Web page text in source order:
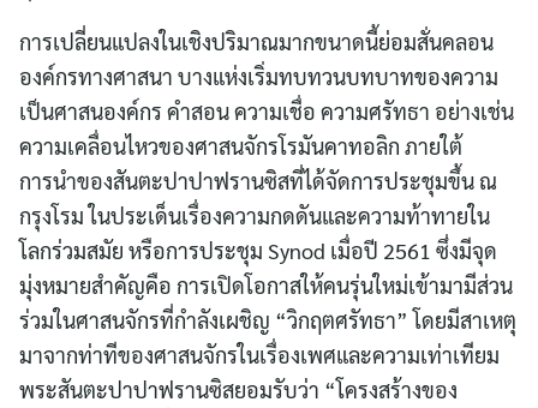
การเปลี่ยนแปลงในเชิงปริมาณมากขนาดนี้ย่อมสั่นคลอน
องค์กรทางศาสนา บางแห่งเริ่มทบทวนบทบาทของความ
เป็นศาสนองค์กร คำสอน ความเชื่อ ความศรัทธา อย่างเช่น
ความเคลื่อนไหวของศาสนจักรโรมันคาทอลิก ภายใต้
การนำของสันตะปาปาฟรานซิสที่ได้จัดการประชุมขึ้น ณ
กรุงโรม ในประเด็นเรื่องความกดดันและความท้าทายใน
โลกร่วมสมัย หรือการประชุม Synod เมื่อปี 2561 ซึ่งมีจุด
มุ่งหมายสำคัญคือ การเปิดโอกาสให้คนรุ่นใหม่เข้ามามีส่วน
ร่วมในศาสนจักรที่กำลังเผชิญ “วิกฤตศรัทธา” โดยมีสาเหตุ
มาจากท่าทีของศาสนจักรในเรื่องเพศและความเท่าเทียม
พระสันตะปาปาฟรานซิสยอมรับว่า “โครงสร้างของ